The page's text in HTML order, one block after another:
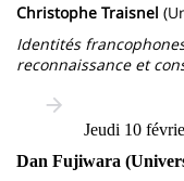
Christophe Traisnel
Identités
reconnaissance et
Jeudi 10
Dan Fujiwara